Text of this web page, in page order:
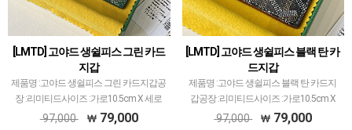
[LMTD] 고야드 생쉴피스 그린 카드
지갑
제품명 :고야드 생쉴피스 그린 카드지갑공
장 :리미티드사이즈 :가로10.5cm X 세로
7cm색상 :그린소재 :캔버스 앤카프스킨고
97,000 79,000
[LMTD] 고야드 생쉴피스 블랙 탄 카
드지갑
제품명 :고야드 생쉴피스 블랙 탄 카드지
갑공장 :리미티드사이즈 :가로10.5cm X
세로7cm색상 :블랙 탄소재 :캔버스 앤카
97,000 79,000